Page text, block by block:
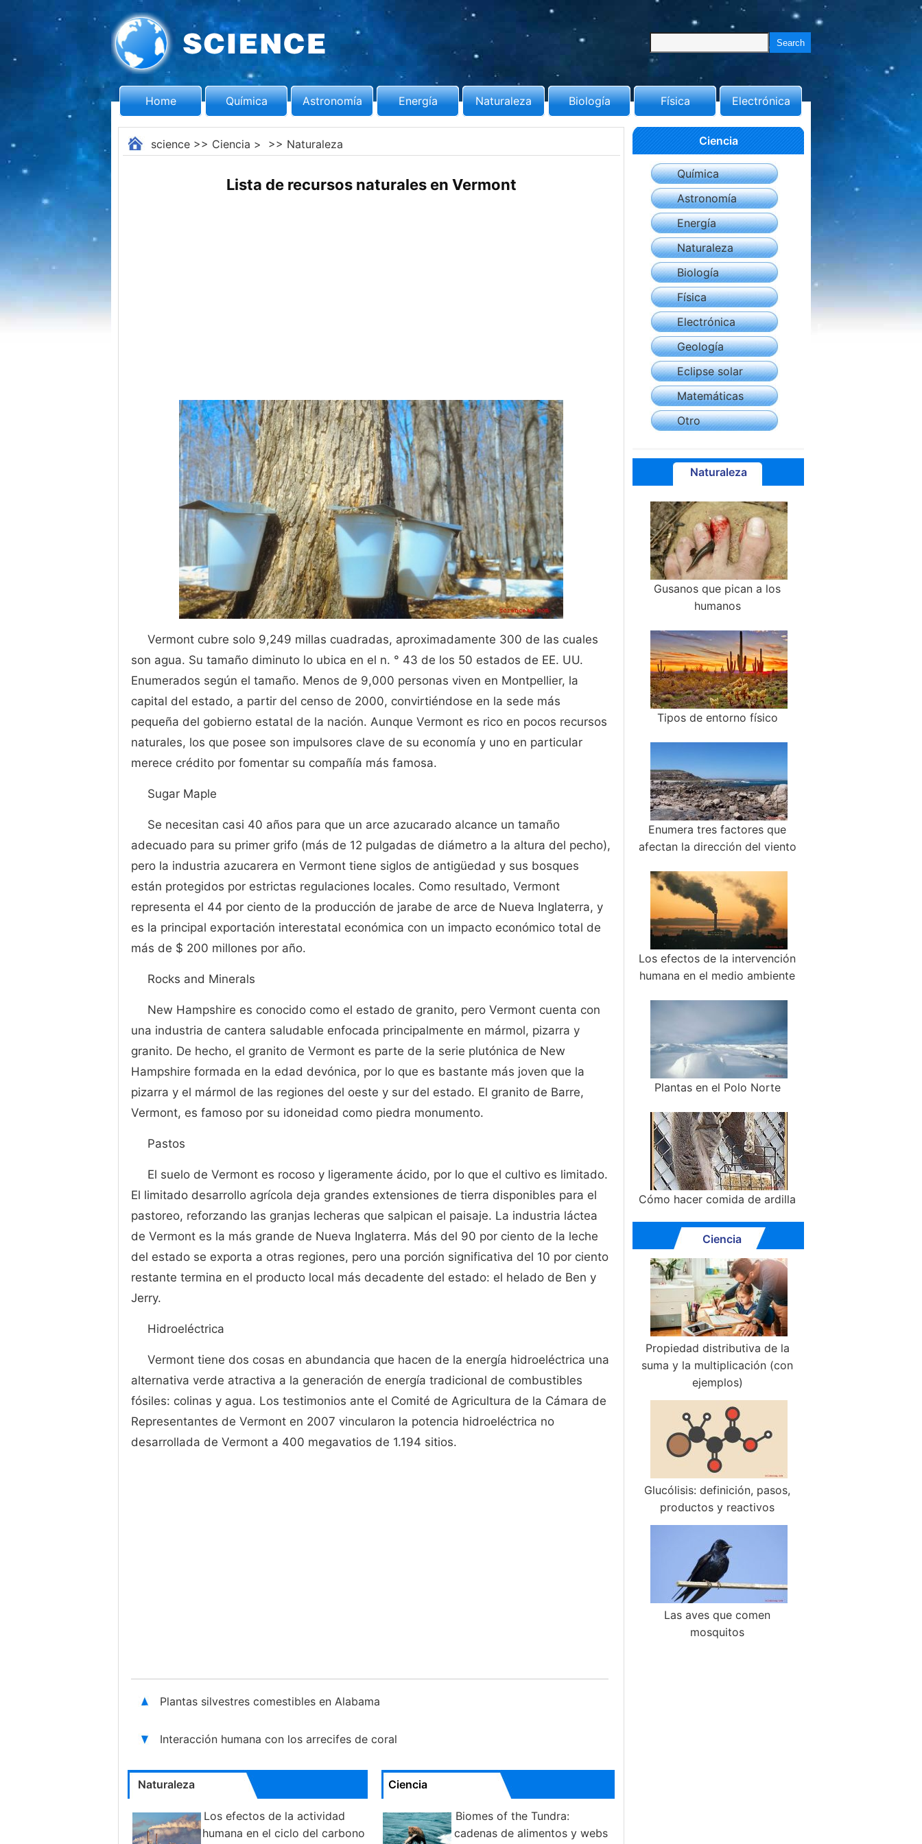
Home Química Astronomía Energía Naturaleza Biología Física Electrónica
science>> Ciencia > >> Naturaleza
Lista de recursos naturales en Vermont
Vermont cubre solo 9,249 millas cuadradas, aproximadamente 300 de las cuales
son agua. Su tamaño diminuto lo ubica en el n. ° 43 de los 50 estados de EE. UU.
Enumerados según el tamaño. Menos de 9,000 personas viven en Montpellier, la
capital del estado, a partir del censo de 2000, convirtiéndose en la sede más
pequeña del gobierno estatal de la nación. Aunque Vermont es rico en pocos recursos
naturales, los que posee son impulsores clave de su economía y uno en particular
merece crédito por fomentar su compañía más famosa.
Sugar Maple
Se necesitan casi 40 años para que un arce azucarado alcance un tamaño
adecuado para su primer grifo (más de 12 pulgadas de diámetro a la altura del pecho),
pero la industria azucarera en Vermont tiene siglos de antigüedad y sus bosques
están protegidos por estrictas regulaciones locales. Como resultado, Vermont
representa el 44 por ciento de la producción de jarabe de arce de Nueva Inglaterra, y
es la principal exportación interestatal económica con un impacto económico total de
más de $ 200 millones por año.
Rocks and Minerals
New Hampshire es conocido como el estado de granito, pero Vermont cuenta con
una industria de cantera saludable enfocada principalmente en mármol, pizarra y
granito. De hecho, el granito de Vermont es parte de la serie plutónica de New
Hampshire formada en la edad devónica, por lo que es bastante más joven que la
pizarra y el mármol de las regiones del oeste y sur del estado. El granito de Barre,
Vermont, es famoso por su idoneidad como piedra monumento.
Pastos
El suelo de Vermont es rocoso y ligeramente ácido, por lo que el cultivo es limitado.
El limitado desarrollo agrícola deja grandes extensiones de tierra disponibles para el
pastoreo, reforzando las granjas lecheras que salpican el paisaje. La industria láctea
de Vermont es la más grande de Nueva Inglaterra. Más del 90 por ciento de la leche
del estado se exporta a otras regiones, pero una porción significativa del 10 por ciento
restante termina en el producto local más decadente del estado: el helado de Ben y
Jerry.
Hidroeléctrica
Vermont tiene dos cosas en abundancia que hacen de la energía hidroeléctrica una
alternativa verde atractiva a la generación de energía tradicional de combustibles
fósiles: colinas y agua. Los testimonios ante el Comité de Agricultura de la Cámara de
Representantes de Vermont en 2007 vincularon la potencia hidroeléctrica no
desarrollada de Vermont a 400 megavatios de 1.194 sitios.
Plantas silvestres comestibles en Alabama
Interacción humana con los arrecifes de coral
Naturaleza
Los efectos de la actividad
humana en el ciclo del carbono
Ciencia
Biomes of the Tundra:
cadenas de alimentos y webs
Ciencia
Química
Astronomía
Energía
Naturaleza
Biología
Física
Electrónica
Geología
Eclipse solar
Matemáticas
Otro
Naturaleza
Gusanos que pican a los
humanos
Tipos de entorno físico
Enumera tres factores que
afectan la dirección del viento
Los efectos de la intervención
humana en el medio ambiente
Plantas en el Polo Norte
Cómo hacer comida de ardilla
Ciencia
Propiedad distributiva de la
suma y la multiplicación (con
ejemplos)
Glucólisis: definición, pasos,
productos y reactivos
Las aves que comen
mosquitos